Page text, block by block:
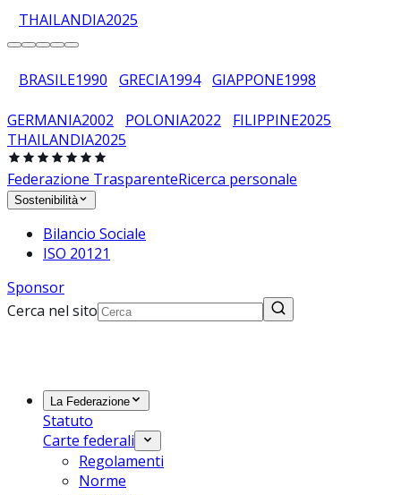
THAILANDIA2025
BRASILE1990 GRECIA1994 GIAPPONE1998
GERMANIA2002 POLONIA2022 FILIPPINE2025
THAILANDIA2025
Federazione TrasparenteRicerca personale
Sostenibilità
Bilancio Sociale
ISO 20121
Sponsor
Cerca nel sito
La Federazione
Statuto
Carte federali
Regolamenti
Norme